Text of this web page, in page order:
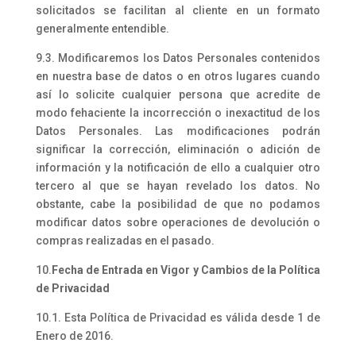
solicitados se facilitan al cliente en un formato
generalmente entendible.
9.3. Modificaremos los Datos Personales contenidos
en nuestra base de datos o en otros lugares cuando
así lo solicite cualquier persona que acredite de
modo fehaciente la incorrección o inexactitud de los
Datos Personales. Las modificaciones podrán
significar la corrección, eliminación o adición de
información y la notificación de ello a cualquier otro
tercero al que se hayan revelado los datos. No
obstante, cabe la posibilidad de que no podamos
modificar datos sobre operaciones de devolución o
compras realizadas en el pasado.
10. Fecha de Entrada en Vigor y Cambios de la Política
de Privacidad
10.1. Esta Política de Privacidad es válida desde 1 de
Enero de 2016.